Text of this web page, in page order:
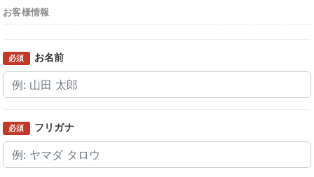
お客様情報
必須 お名前
必須 フリガナ